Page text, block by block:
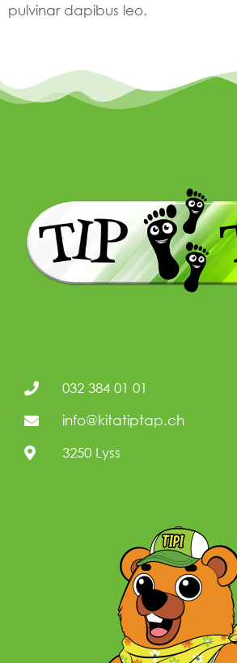
pulvinar dapibus leo.
032 384 01 01
info@kitatiptap.ch
3250 Lyss